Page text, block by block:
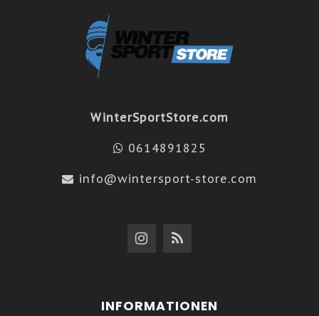
WinterSportStore.com
0614891825
info@wintersport-store.com
INFORMATIONEN